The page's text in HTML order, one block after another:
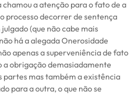
chamou a atenção para o fato de a
processo decorrer de sentença
(que não cabe mais
há a alegada Onerosidade
apenas a superveniência de fato
obrigação demasiadamente
partes mas também a existência
para a outra, o que não se